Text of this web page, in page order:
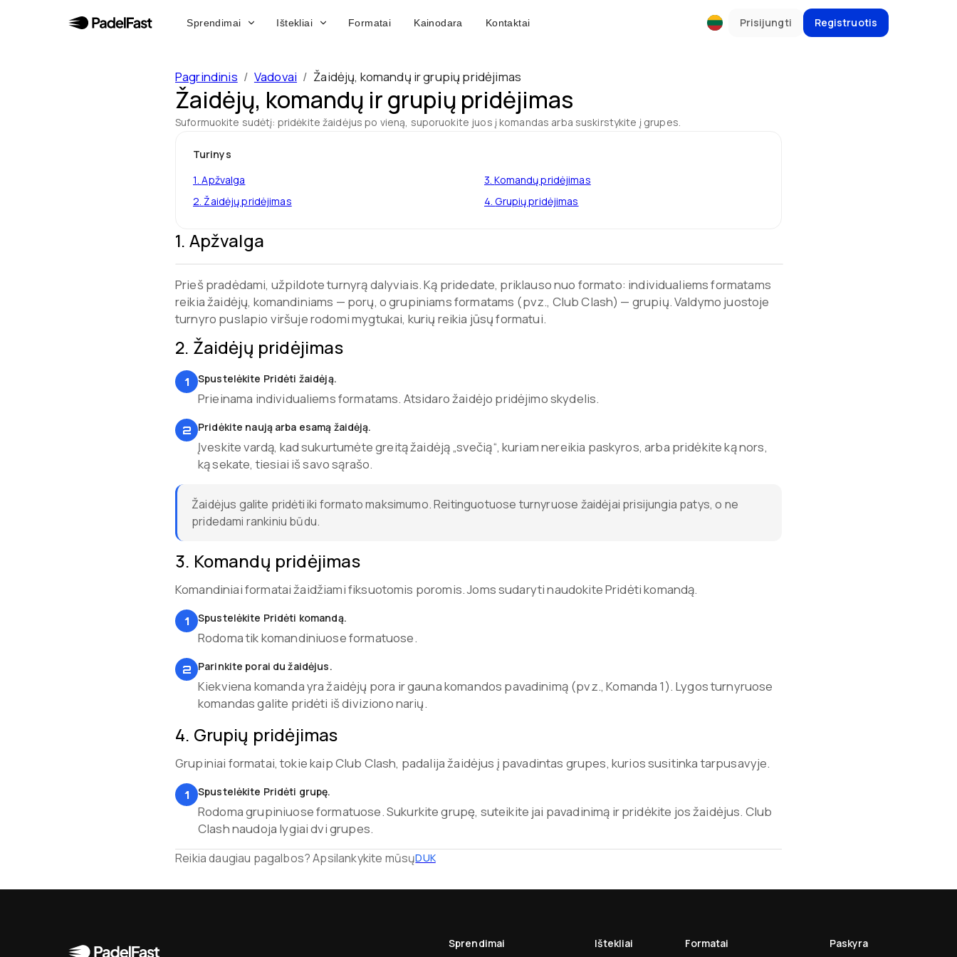
Sprendimai Ištekliai Formatai Kainodara Kontaktai Prisijungti Registruotis
Pagrindinis / Vadovai / Žaidėjų, komandų ir grupių pridėjimas
Žaidėjų, komandų ir grupių pridėjimas
Suformuokite sudėtį: pridėkite žaidėjus po vieną, suporuokite juos į komandas arba suskirstykite į grupes.
Turinys
1.Apžvalga
2.Žaidėjų pridėjimas
3.Komandų pridėjimas
4.Grupių pridėjimas
1. Apžvalga
Prieš pradėdami, užpildote turnyrą dalyviais. Ką pridedate, priklauso nuo formato: individualiems formatams
reikia žaidėjų, komandiniams — porų, o grupiniams formatams (pvz., Club Clash) — grupių. Valdymo juostoje
turnyro puslapio viršuje rodomi mygtukai, kurių reikia jūsų formatui.
2. Žaidėjų pridėjimas
1 Spustelėkite Pridėti žaidėją.
Prieinama individualiems formatams. Atsidaro žaidėjo pridėjimo skydelis.
2 Pridėkite naują arba esamą žaidėją.
Įveskite vardą, kad sukurtumėte greitą žaidėją „svečią“, kuriam nereikia paskyros, arba pridėkite ką nors,
ką sekate, tiesiai iš savo sąrašo.
Žaidėjus galite pridėti iki formato maksimumo. Reitinguotuose turnyruose žaidėjai prisijungia patys, o ne
pridedami rankiniu būdu.
3. Komandų pridėjimas
Komandiniai formatai žaidžiami fiksuotomis poromis. Joms sudaryti naudokite Pridėti komandą.
1 Spustelėkite Pridėti komandą.
Rodoma tik komandiniuose formatuose.
2 Parinkite porai du žaidėjus.
Kiekviena komanda yra žaidėjų pora ir gauna komandos pavadinimą (pvz., Komanda 1). Lygos turnyruose
komandas galite pridėti iš diviziono narių.
4. Grupių pridėjimas
Grupiniai formatai, tokie kaip Club Clash, padalija žaidėjus į pavadintas grupes, kurios susitinka tarpusavyje.
1 Spustelėkite Pridėti grupę.
Rodoma grupiniuose formatuose. Sukurkite grupę, suteikite jai pavadinimą ir pridėkite jos žaidėjus. Club
Clash naudoja lygiai dvi grupes.
Reikia daugiau pagalbos? Apsilankykite mūsųDUK
Sprendimai Ištekliai Formatai Paskyra